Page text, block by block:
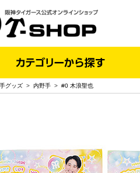
グッズ > 内野手 > #0 木浪聖也